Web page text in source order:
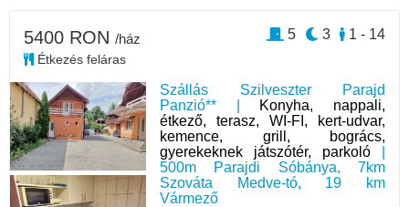
Szállás Szilveszter Parajd
Panzió** | Konyha, nappali,
étkező, terasz, WI-FI, kert-udvar,
kemence, grill, bogrács,
gyerekeknek játszótér, parkoló
500m Parajdi Sóbánya, 7km
Szováta Medve-tó, 19 km
Vármező
5400 RON /ház
Étkezés feláras
1 - 14
3
5